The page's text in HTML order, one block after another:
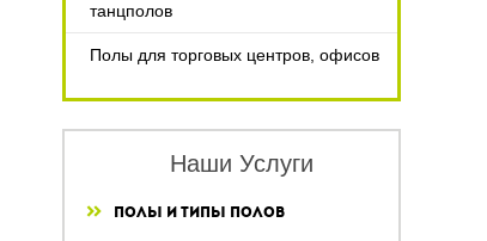
танцполов
Полы для торговых центров, офисов
Наши Услуги
Полы и типы полов